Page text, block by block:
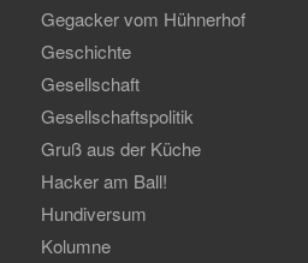
Gegacker vom Hühnerhof
Geschichte
Gesellschaft
Gesellschaftspolitik
Gruß aus der Küche
Hacker am Ball!
Hundiversum
Kolumne